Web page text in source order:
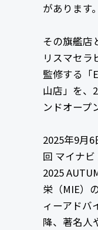
があります。
その旗艦店
リスマセラ
監修する「
山店」を、
ンドオープ
2025年9月
回 マイナ
2025
栄（MIE）
ィーアドバ
降、著名人